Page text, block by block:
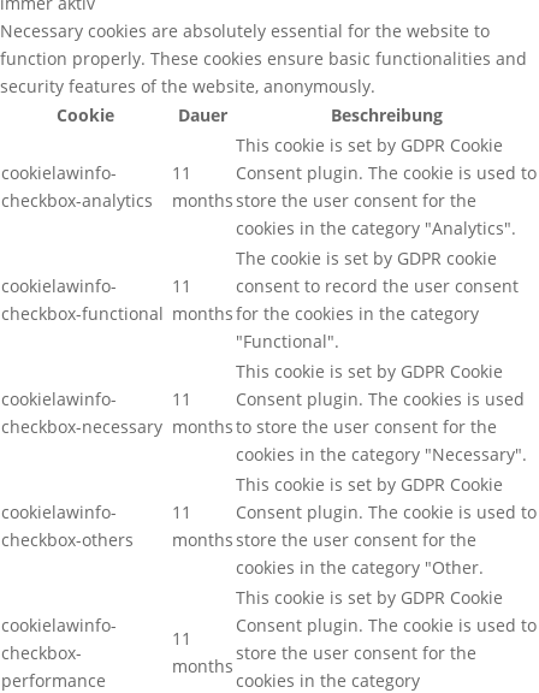
Necessary cookies are absolutely essential for the website to
function properly. These cookies ensure basic functionalities and
security features of the website, anonymously.
Cookie
Dauer Beschreibung
cookielawinfo-
checkbox-analytics
11
months
This cookie is set by GDPR Cookie
Consent plugin. The cookie is used to
store the user consent for the
cookies in the category "Analytics".
cookielawinfo-
checkbox-functional
11
months
The cookie is set by GDPR cookie
consent to record the user consent
for the cookies in the category
"Functional".
cookielawinfo-
checkbox-necessary
11
months
This cookie is set by GDPR Cookie
Consent plugin. The cookies is used
to store the user consent for the
cookies in the category "Necessary".
cookielawinfo-
checkbox-others
11
months
This cookie is set by GDPR Cookie
Consent plugin. The cookie is used to
store the user consent for the
cookies in the category "Other.
cookielawinfo-
checkbox-
performance
11
months
This cookie is set by GDPR Cookie
Consent plugin. The cookie is used to
store the user consent for the
cookies in the category